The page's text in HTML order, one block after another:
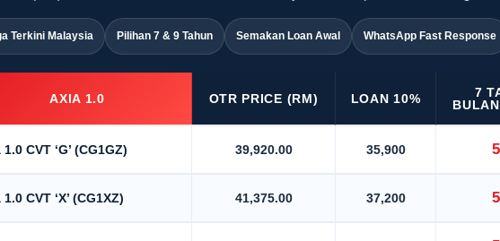
Terkini Malaysia Pilihan 7 & 9 Tahun Semakan Loan Awal WhatsApp Fast Response
AXIA 1.0 OTR PRICE (RM) LOAN 10%
7
CVT ‘G’ (CG1GZ) 39,920.00 35,900
CVT ‘X’ (CG1XZ) 41,375.00 37,200